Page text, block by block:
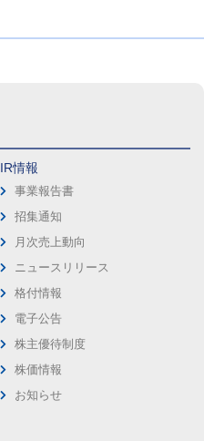
IR情報
事業報告書
招集通知
月次売上動向
ニュースリリース
格付情報
電子公告
株主優待制度
株価情報
お知らせ